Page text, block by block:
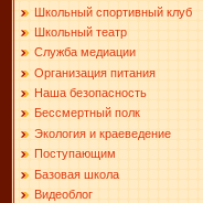
Школьный спортивный клуб
Школьный театр
Служба медиации
Организация питания
Наша безопасность
Бессмертный полк
Экология и краеведение
Поступающим
Базовая школа
Видеоблог